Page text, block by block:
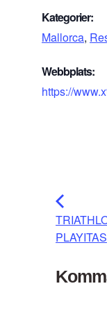
Kategorier:
Mallorca,
Webbplats:
https://
PLAYITAS